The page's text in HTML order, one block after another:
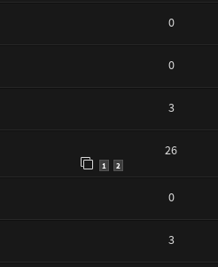
0
0
3
1 2
26
0
3